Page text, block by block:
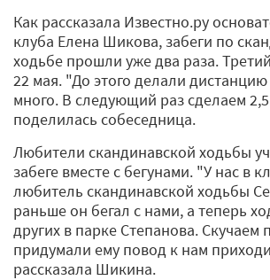
Как рассказала Известно.ру
клуба Елена Шикова, забеги по
ходьбе прошли уже два раза.
22 мая. "До этого делали
много. В следующий раз сделаем
поделилась собеседница.
Любители скандинавской ходьбы
забеге вместе с бегунами. "У нас в
любитель скандинавской ходьбы
раньше он бегал с нами, а теперь
других в парке Степанова. Скучаем
придумали ему повод к нам
рассказала Шикина.